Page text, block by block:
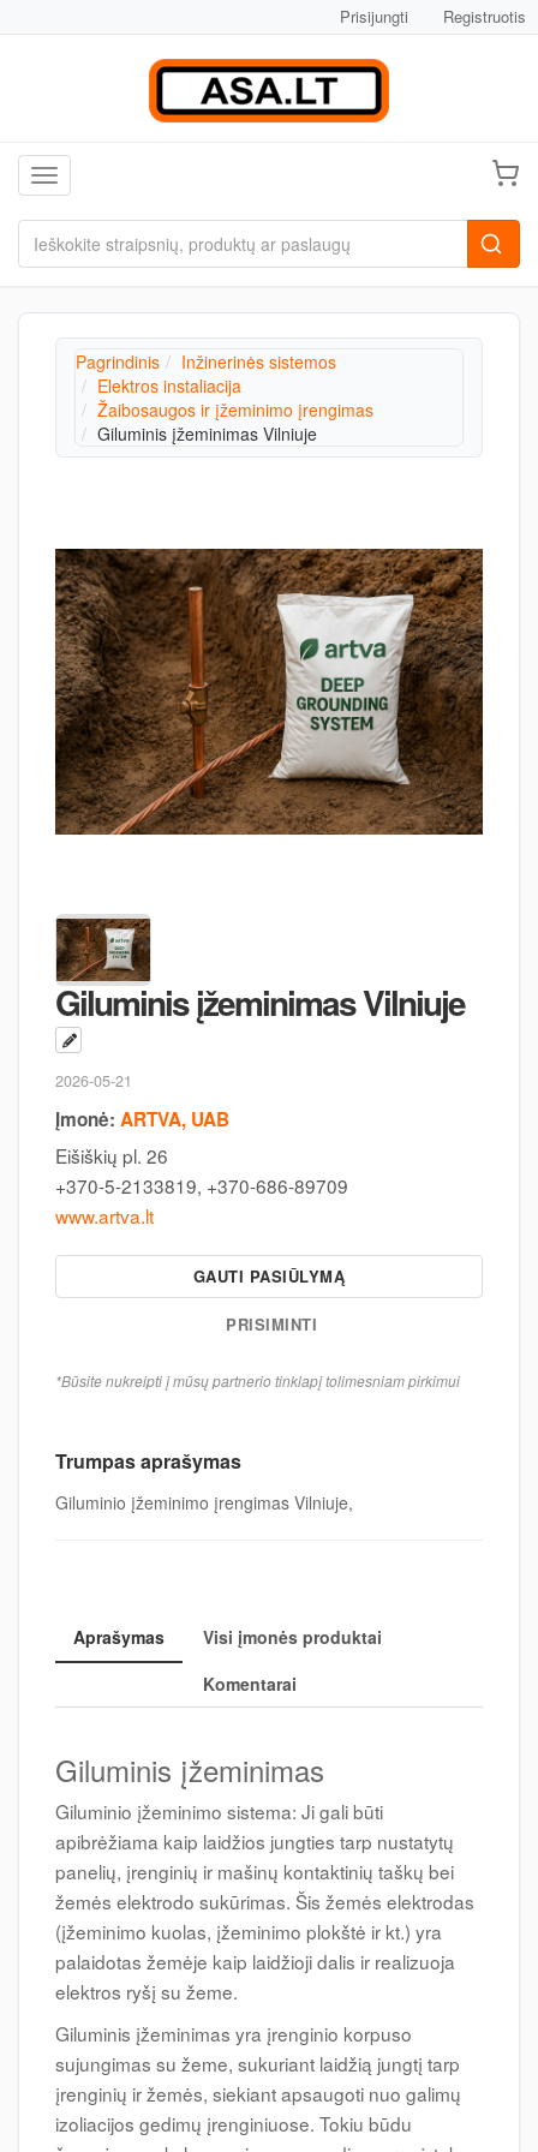
Prisijungti Registruotis
Toggle navigation
Pagrindinis
Inžinerinės sistemos
Elektros instaliacija
Žaibosaugos ir įžeminimo įrengimas
Giluminis įžeminimas Vilniuje
Giluminis įžeminimas Vilniuje
2026-05-21
Įmonė: ARTVA, UAB
Eišiškių pl. 26
+370-5-2133819, +370-686-89709
www.artva.lt
GAUTI PASIŪLYMĄ
PRISIMINTI
*Būsite nukreipti į mūsų partnerio tinklapį tolimesniam pirkimui
Trumpas aprašymas
Giluminio įžeminimo įrengimas Vilniuje,
Aprašymas
Visi įmonės produktai
Komentarai
Giluminis įžeminimas
Giluminio įžeminimo sistema: Ji gali būti
apibrėžiama kaip laidžios jungties tarp nustatytų
panelių, įrenginių ir mašinų kontaktinių taškų bei
žemės elektrodo sukūrimas. Šis žemės elektrodas
(įžeminimo kuolas, įžeminimo plokštė ir kt.) yra
palaidotas žemėje kaip laidžioji dalis ir realizuoja
elektros ryšį su žeme.
Giluminis įžeminimas yra įrenginio korpuso
sujungimas su žeme, sukuriant laidžią jungtį tarp
įrenginių ir žemės, siekiant apsaugoti nuo galimų
izoliacijos gedimų įrenginiuose. Tokiu būdu